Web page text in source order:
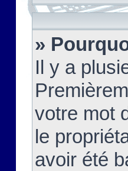
»
Il y a
votre mot
le
avoir été